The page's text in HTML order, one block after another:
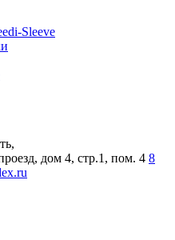
Sleeve
дом 4, стр.1, пом. 4 8